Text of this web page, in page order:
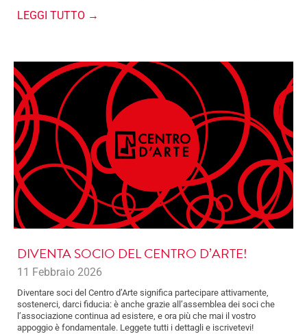
LEGGI TUTTO →
DIVENTA SOCIO DEL CENTRO D’ARTE!
11 Febbraio 2026
Diventare soci del Centro d’Arte significa partecipare attivamente,
sostenerci, darci fiducia: è anche grazie all’assemblea dei soci che
l’associazione continua ad esistere, e ora più che mai il vostro
appoggio è fondamentale. Leggete tutti i dettagli e iscrivetevi!